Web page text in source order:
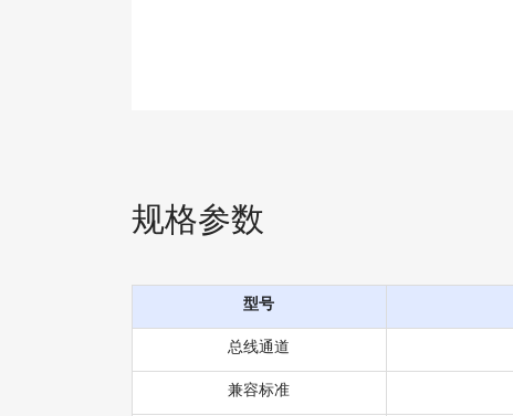
规格参数
型号
总线通道
兼容标准